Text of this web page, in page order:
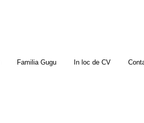
Familia Gugu In loc de CV